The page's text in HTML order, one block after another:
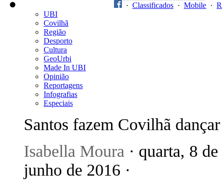
· Classificados · Mobile ·
UBI
Covilhã
Região
Desporto
Cultura
GeoUrbi
Made In UBI
Opinião
Reportagens
Infografias
Especiais
Santos fazem Covilhã dançar
Isabella Moura · quarta, 8 de
junho de 2016 ·